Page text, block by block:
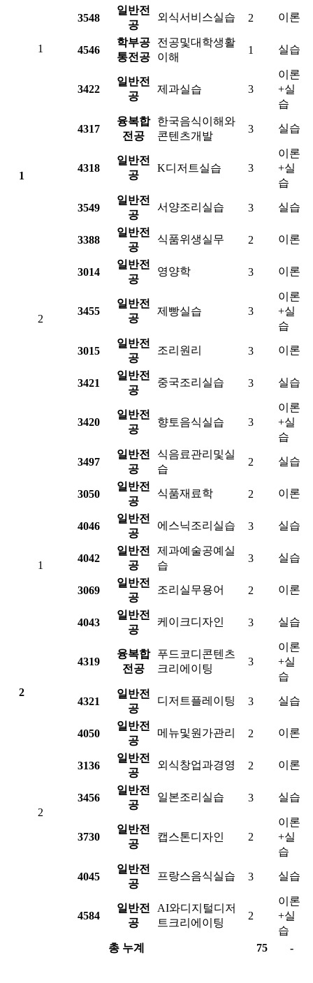
1
1
3548
일반전
공
외식서비스실습 2 이론
4546
학부공
통전공
전공및대학생활
이해
1 실습
3422
일반전
공
제과실습 3
이론
+실
습
4317
융복합
전공
한국음식이해와
콘텐츠개발
3 실습
4318
일반전
공
K디저트실습 3
이론
+실
습
2
3549
일반전
공
서양조리실습 3 실습
3388
일반전
공
식품위생실무 2 이론
3014
일반전
공
영양학 3 이론
3455
일반전
공
제빵실습 3
이론
+실
습
3015
일반전
공
조리원리 3 이론
3421
일반전
공
중국조리실습 3 실습
3420
일반전
공
향토음식실습 3
이론
+실
습
2
1
3497
일반전
공
식음료관리및실
습
2 실습
3050
일반전
공
식품재료학 2 이론
4046
일반전
공
에스닉조리실습 3 실습
4042
일반전
공
제과예술공예실
습
3 실습
3069
일반전
공
조리실무용어 2 이론
4043
일반전
공
케이크디자인 3 실습
4319
융복합
전공
푸드코디콘텐츠
크리에이팅
3
이론
+실
습
2
4321
일반전
공
디저트플레이팅 3 실습
4050
일반전
공
메뉴및원가관리 2 이론
3136
일반전
공
외식창업과경영 2 이론
3456
일반전
공
일본조리실습 3 실습
3730
일반전
공
캡스톤디자인 2
이론
+실
습
4045
일반전
공
프랑스음식실습 3 실습
4584
일반전
공
AI와디지털디저
트크리에이팅
2
이론
+실
습
총 누계
75 -